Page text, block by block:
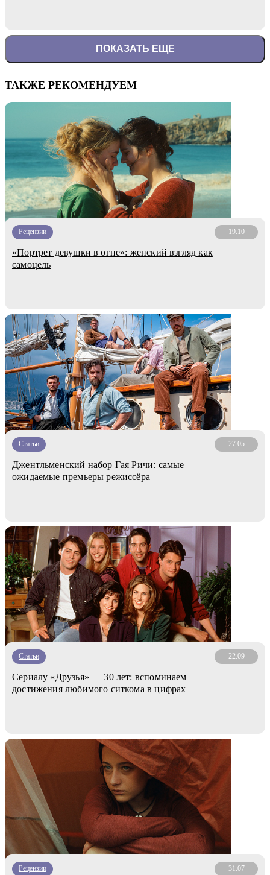
ПОКАЗАТЬ ЕЩЕ
ТАКЖЕ РЕКОМЕНДУЕМ
Рецензии 19.10
«Портрет девушки в огне»: женский взгляд как
самоцель
Статьи 27.05
Джентльменский набор Гая Ричи: самые
ожидаемые премьеры режиссёра
Статьи 22.09
Сериалу «Друзья» — 30 лет: вспоминаем
достижения любимого ситкома в цифрах
Рецензии 31.07